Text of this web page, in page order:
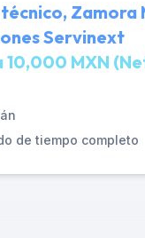
Zamora
Servinext
10,000 MXN
de tiempo completo